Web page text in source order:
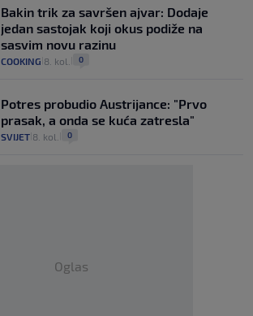
Bakin trik za savršen ajvar: Dodaje
jedan sastojak koji okus podiže na
sasvim novu razinu
COOKING 8. kol. 0
Potres probudio Austrijance: "Prvo
prasak, a onda se kuća zatresla"
SVIJET 8. kol. 0
Oglas